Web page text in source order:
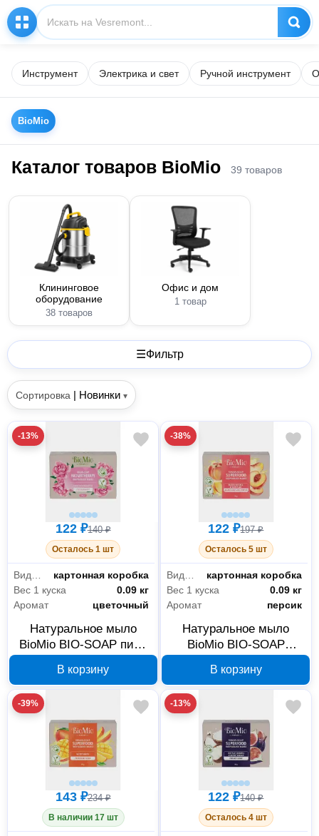
Инструмент Электрика и свет Ручной инструмент
BioMio
Каталог товаров BioMio 39 товаров
Клининговое
оборудование
38 товаров
Офис и дом
1 товар
☰Фильтр
Сортировка | Новинки ▾
-13%
122 ₽140 ₽
Осталось 1 шт
картонная коробка
Вес 1 куска
0.09 кг
Аромат
цветочный
Натуральное мыло
BioMio BIO-SOAP пион
520.04401.0101
В корзину
-38%
122 ₽197 ₽
Осталось 5 шт
картонная коробка
Вес 1 куска
0.09 кг
Аромат
персик
Натуральное мыло
BioMio BIO-SOAP
520.04403.0101
В корзину
-39%
143 ₽234 ₽
В наличии 17 шт
-13%
122 ₽140 ₽
Осталось 4 шт